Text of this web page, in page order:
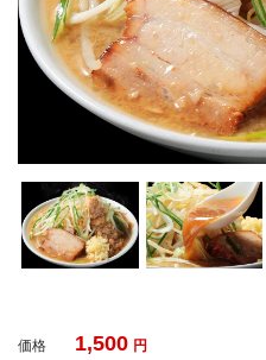
価格 1,500 円